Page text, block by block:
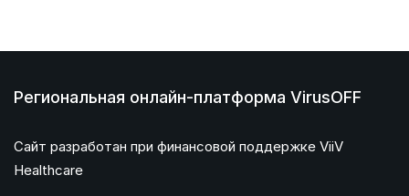
Региональная онлайн-платформа VirusOFF
Сайт разработан при финансовой поддержке ViiV
Healthcare